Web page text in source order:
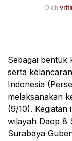
Oleh
Sebagai bentuk
serta
Indonesia
melaksanakan
(9/10). Kegiatan
wilayah Daop 8
Surabaya